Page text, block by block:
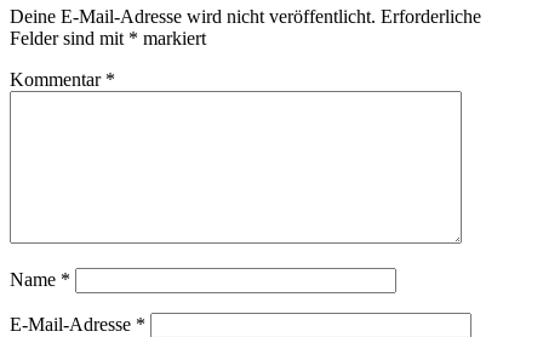
Deine E-Mail-Adresse wird nicht veröffentlicht. Erforderliche
Felder sind mit * markiert
Kommentar *
Name *
E-Mail-Adresse *